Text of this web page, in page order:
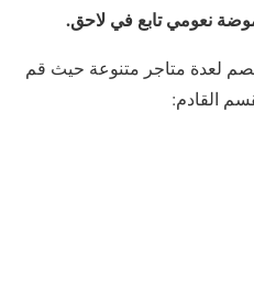
نعومي تابع في لاحق.
لعدة متاجر متنوعة حيث قم
القادم: